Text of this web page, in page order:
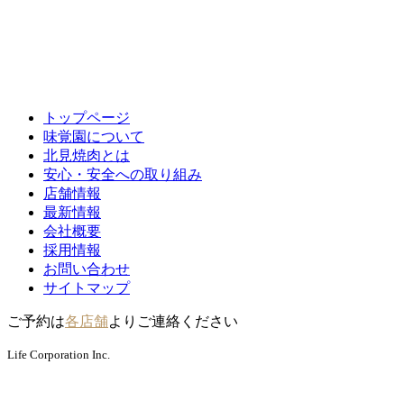
トップページ
味覚園について
北見焼肉とは
安心・安全への取り組み
店舗情報
最新情報
会社概要
採用情報
お問い合わせ
サイトマップ
ご予約は各店舗よりご連絡ください
Life Corporation Inc.